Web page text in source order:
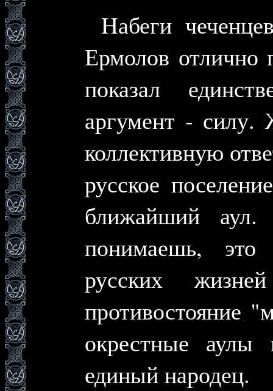
Hабеги
Ермолов
показал
аргумент - силу.
коллективную
русское
ближайший
понимаешь,
русских
противостояние
окрестные аулы
единый народец.